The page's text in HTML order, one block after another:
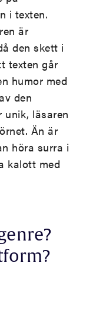
i texten.
är
den skett i
texten går
humor med
den
unik, läsaren
Än är
höra surra i
kalott med